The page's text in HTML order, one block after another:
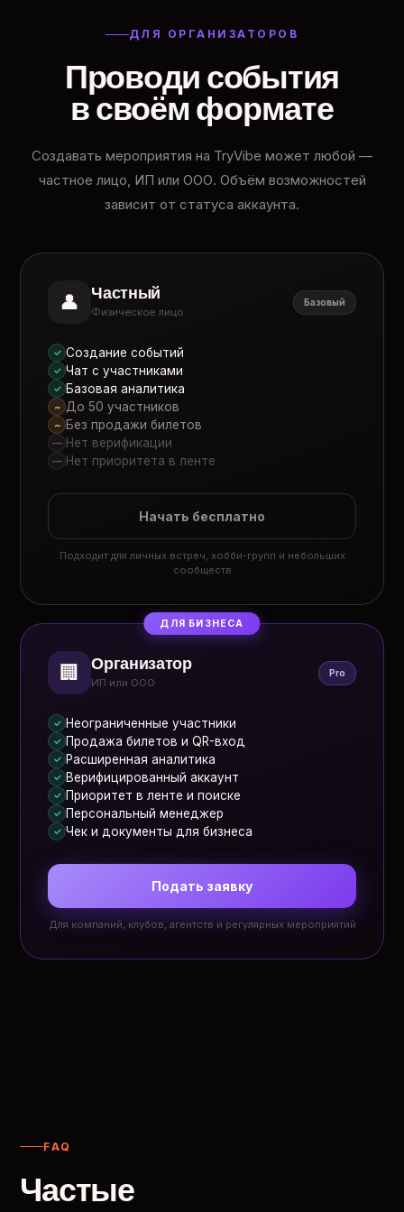
ДЛЯ ОРГАНИЗАТОРОВ
Проводи события
в своём формате
Создавать мероприятия на TryVibe может любой —
частное лицо, ИП или ООО. Объём возможностей
зависит от статуса аккаунта.
👤 Частный
Физическое лицо
Базовый
✓ Создание событий
✓ Чат с участниками
✓ Базовая аналитика
~ До 50 участников
~ Без продажи билетов
— Нет верификации
— Нет приоритета в ленте
Начать бесплатно
Подходит для личных встреч, хобби-групп и небольших
сообществ
ДЛЯ БИЗНЕСА
🏢 Организатор
ИП или ООО
Pro
✓ Неограниченные участники
✓ Продажа билетов и QR-вход
✓ Расширенная аналитика
✓ Верифицированный аккаунт
✓ Приоритет в ленте и поиске
✓ Персональный менеджер
✓ Чек и документы для бизнеса
Подать заявку
Для компаний, клубов, агентств и регулярных мероприятий
FAQ
Частые